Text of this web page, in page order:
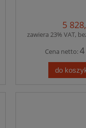
5
zawiera 23% VAT,
Cena netto:
do